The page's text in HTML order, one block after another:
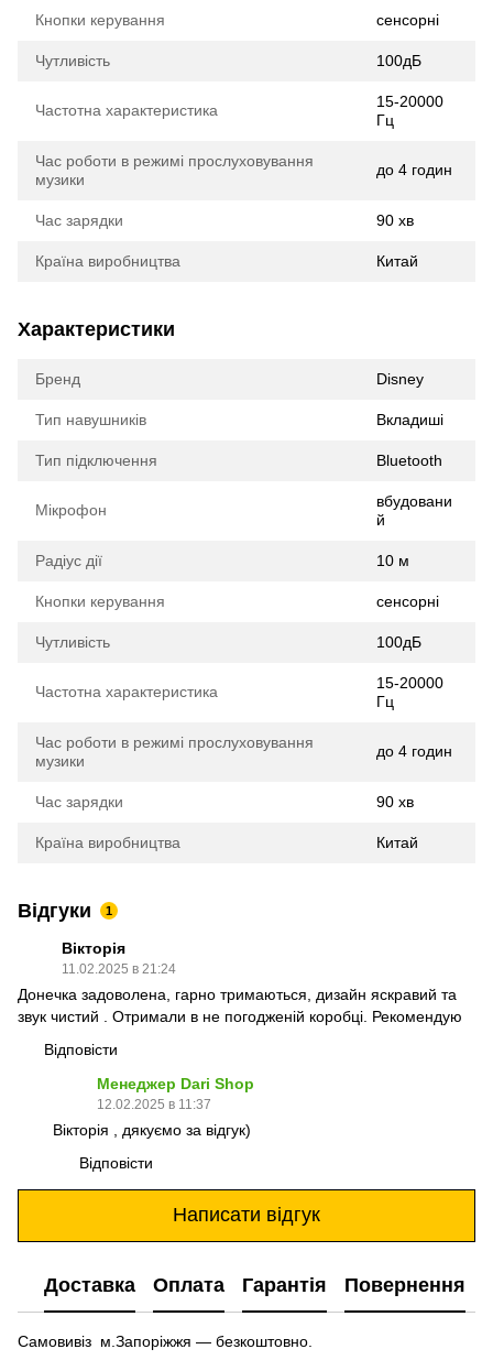
Кнопки керування cенсорні
Чутливість 100дБ
Частотна характеристика
15-20000
Гц
Час роботи в режимі прослуховування
музики
до 4 годин
Час зарядки 90 хв
Країна виробництва Китай
Характеристики
Бренд Disney
Тип навушників Вкладиші
Тип підключення Bluetooth
Мікрофон
вбудовани
й
Радіус дії 10 м
Кнопки керування cенсорні
Чутливість 100дБ
Частотна характеристика
15-20000
Гц
Час роботи в режимі прослуховування
музики
до 4 годин
Час зарядки 90 хв
Країна виробництва Китай
Відгуки 1
Вікторія
11.02.2025 в 21:24
Донечка задоволена, гарно тримаються, дизайн яскравий та
звук чистий . Отримали в не погодженій коробці. Рекомендую
Відповісти
Менеджер Dari Shop
12.02.2025 в 11:37
Вікторія , дякуємо за відгук)
Відповісти
Написати відгук
Доставка Оплата Гарантія Повернення
Самовивіз м.Запоріжжя — безкоштовно.